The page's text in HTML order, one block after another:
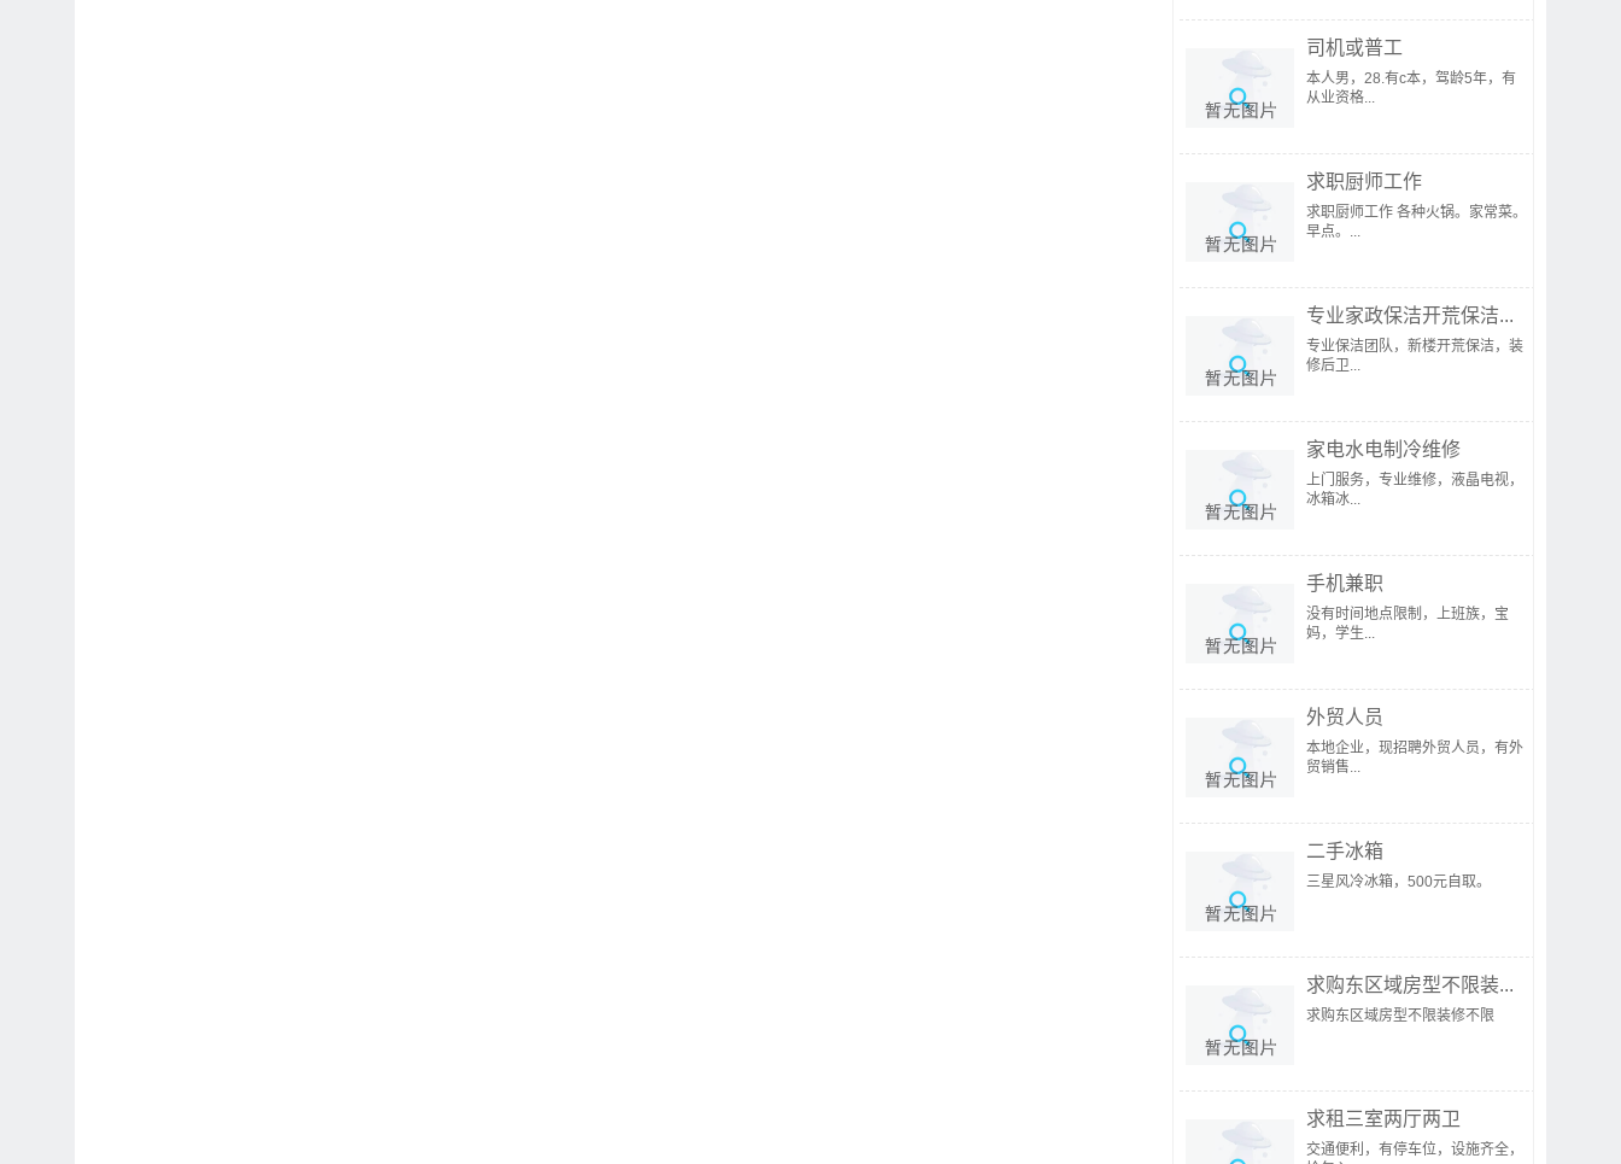
司机或普工
本人男，28.有c本，驾龄5年，有
从业资格...
求职厨师工作
求职厨师工作 各种火锅。家常菜。
早点。...
专业家政保洁开荒保洁...
专业保洁团队，新楼开荒保洁，装
修后卫...
家电水电制冷维修
上门服务，专业维修，液晶电视，
冰箱冰...
手机兼职
没有时间地点限制，上班族，宝
妈，学生...
外贸人员
本地企业，现招聘外贸人员，有外
贸销售...
二手冰箱
三星风冷冰箱，500元自取。
求购东区域房型不限装...
求购东区域房型不限装修不限
求租三室两厅两卫
交通便利，有停车位，设施齐全，